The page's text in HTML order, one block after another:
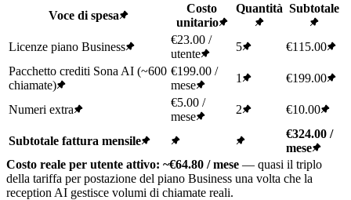
Voce di spesa
Costo
unitario
Quantità Subtotale
Licenze piano Business
€23.00 /
utente
5
€115.00
Pacchetto crediti Sona AI (~600
chiamate)
€199.00 /
mese
1 €199.00
Numeri extra
€5.00 /
mese
2 €10.00
Subtotale fattura mensile
€324.00 /
mese
Costo reale per utente attivo: ~€64.80 / mese — quasi il triplo
della tariffa per postazione del piano Business una volta che la
reception AI gestisce volumi di chiamate reali.